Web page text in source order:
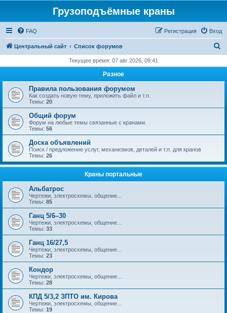
Грузоподъёмные краны
FAQ Вход
Регистрация
Центральный сайт Список форумов
с
Текущее время: 07 авг 2026, 09:41
Разное
Правила пользования форумом
Как создать новую тему, приложить файл и т.п.
Темы: 20
Общий форум
Форум на любые темы связанные с кранами.
Темы: 56
Доска объявлений
Поиск / предложение услуг, механизмов, деталей и т.п. для кранов
Темы: 26
Краны портальные
Альбатрос
Чертежи, электросхемы, общение...
Темы: 85
Ганц 5/6–30
Чертежи, электросхемы, общение...
Темы: 33
Ганц 16/27,5
Чертежи, электросхемы, общение...
Темы: 23
Кондор
Чертежи, электросхемы, общение...
Темы: 28
КПД 5/3,2 ЗПТО им. Кирова
Чертежи, электросхемы, общение...
Темы: 19